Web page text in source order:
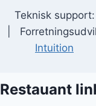
Teknisk support:
|
Intuition
Restauant